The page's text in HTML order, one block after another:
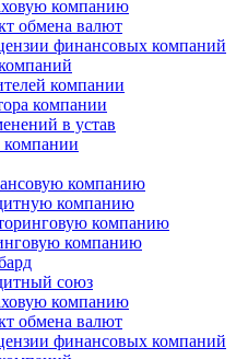
компанию
обмена валют
финансовых компаний
компании
компании
в устав
компании
компанию
компанию
компанию
компанию
союз
компанию
обмена валют
финансовых компаний